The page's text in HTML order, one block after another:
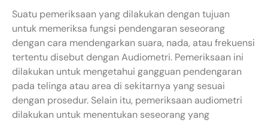
Suatu pemeriksaan yang dilakukan dengan tujuan
untuk memeriksa fungsi pendengaran seseorang
dengan cara mendengarkan suara, nada, atau frekuensi
tertentu disebut dengan Audiometri. Pemeriksaan ini
dilakukan untuk mengetahui gangguan pendengaran
pada telinga atau area di sekitarnya yang sesuai
dengan prosedur. Selain itu, pemeriksaan audiometri
dilakukan untuk menentukan seseorang yang